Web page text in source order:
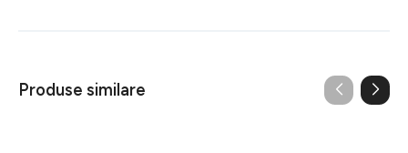
Produse similare